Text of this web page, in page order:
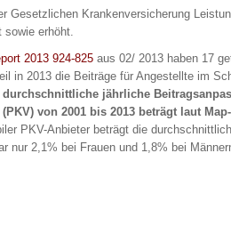
Gesetzlichen Krankenversicherung
sowie erhöht.
2013 924-825 aus 02/ 2013 haben 17
in 2013 die Beiträge für Angestellte im
durchschnittliche jährliche
von 2001 bis 2013 beträgt laut
PKV-Anbieter beträgt die
nur 2,1% bei Frauen und 1,8% bei